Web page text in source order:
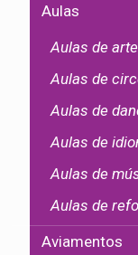
Aulas
Aulas de
Aulas de
Aulas de
Aulas de
Aulas de
Aulas de
Aviamentos